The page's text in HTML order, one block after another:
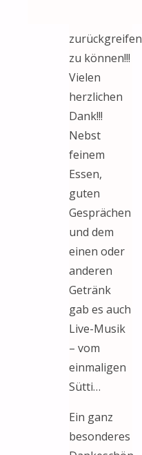
zurückgreifen
zu können!!!
Vielen
herzlichen
Dank!!!
Nebst
feinem
Essen,
guten
Gesprächen
und dem
einen oder
anderen
Getränk
gab es auch
Live-Musik
– vom
einmaligen
Sütti…
Ein ganz
besonderes